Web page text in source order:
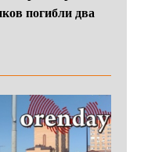
погибли два